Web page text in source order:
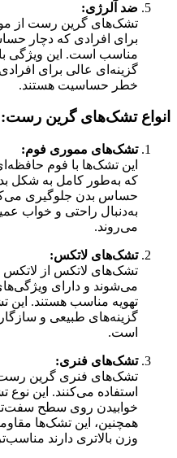
ضد آلرژی:
تشک‌های گرین رست از
برای افرادی که دچار
مناسب است. این
گزینه‌ای عالی برای
خطر حساسیت هستند.
انواع تشک‌های گرین رست:
تشک‌های مموری فوم:
این تشک‌ها با فوم
که به‌طور کامل به شکل
حساس بدن جلوگیری
به‌دنبال راحتی و خواب
می‌روند.
تشک‌های لاتکس:
تشک‌های لاتکس از
می‌شوند و دارای
تهویه مناسب هستند. این
گزینه‌های طبیعی و
است.
تشک‌های فنری:
تشک‌های فنری گرین رست
استفاده می‌کنند. این نوع
خوابیدن روی سطح
همچنین، این تشک‌ها
وزن بالاتری دارند